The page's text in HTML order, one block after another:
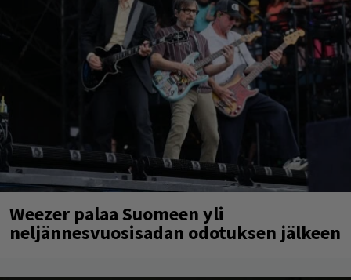
Weezer palaa Suomeen yli
neljännesvuosisadan odotuksen jälkeen